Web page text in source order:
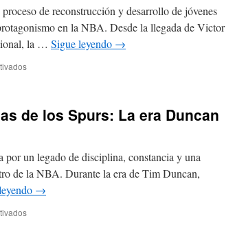
de reconstrucción y desarrollo de jóvenes
en la NBA. Desde la llegada de Victor
la … Sigue leyendo →
en
trayectoria
los
novatos
de
Spurs
de los Spurs: La era Duncan
un legado de disciplina, constancia y una
de la NBA. Durante la era de Tim Duncan,
→
en